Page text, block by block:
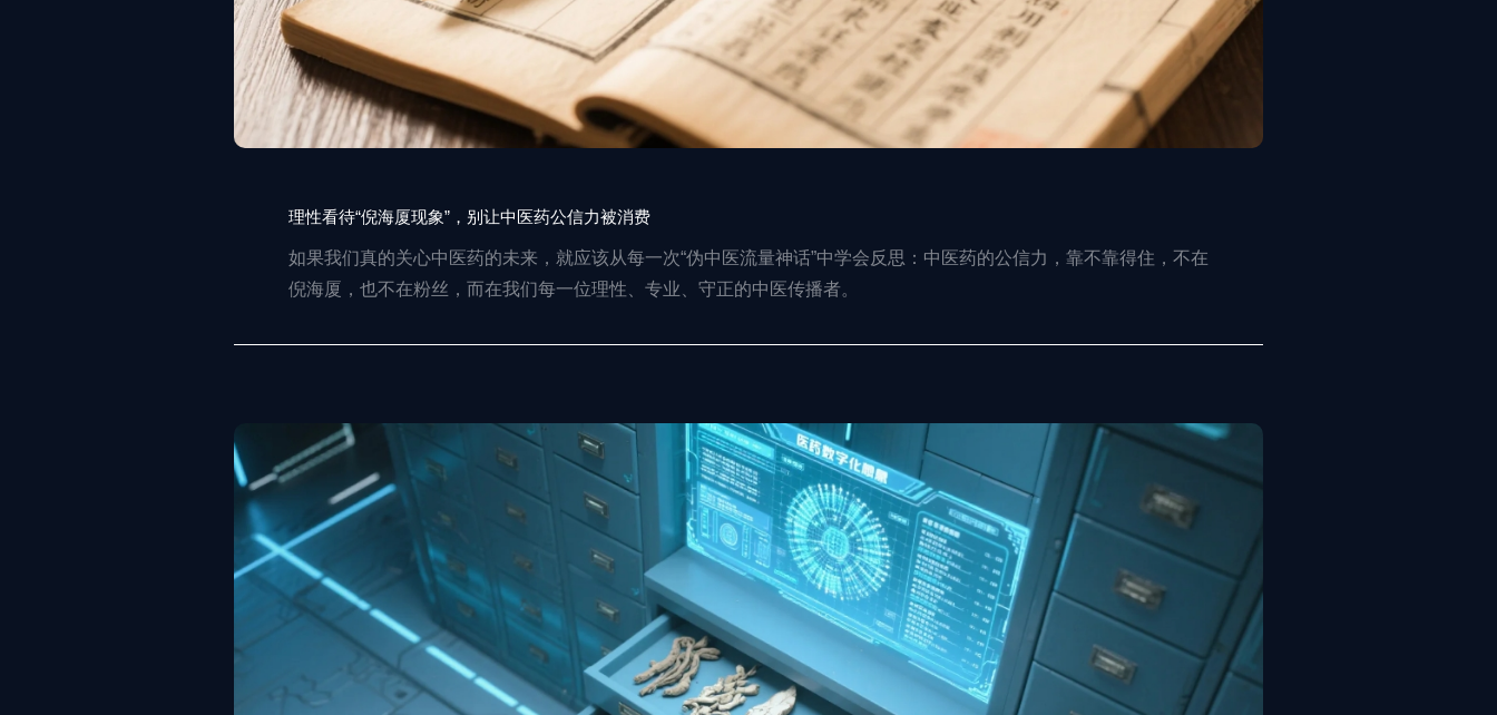
理性看待“倪海厦现象”，别让中医药公信力被消费
如果我们真的关心中医药的未来，就应该从每一次“伪中医流量神话”中学会反思：中医药的公信力，靠不靠得住，不在
倪海厦，也不在粉丝，而在我们每一位理性、专业、守正的中医传播者。